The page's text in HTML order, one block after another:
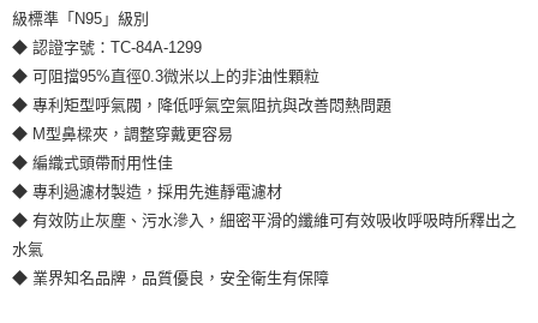
級標準「N95」級別
◆ 認證字號：TC-84A-1299
◆ 可阻擋95%直徑0.3微米以上的非油性顆粒
◆ 專利矩型呼氣閥，降低呼氣空氣阻抗與改善悶熱問題
◆ M型鼻樑夾，調整穿戴更容易
◆ 編織式頭帶耐用性佳
◆ 專利過濾材製造，採用先進靜電濾材
◆ 有效防止灰塵、污水滲入，細密平滑的纖維可有效吸收呼吸時所釋出之
水氣
◆ 業界知名品牌，品質優良，安全衛生有保障